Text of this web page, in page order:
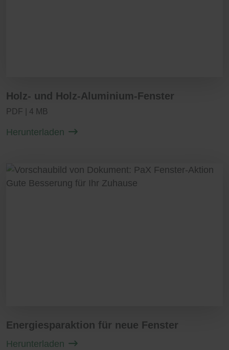
entsprechenden Teile. Achten Sie bei der
Reinigung der Beschläge darauf, dass Sie
ein Reinigungsmittel verwenden, dass den
Sie möchten die Wartung Ihrer Holz-Alu-
Fenster lieber einem Fachbetrieb
Holz- und Holz-Aluminium-Fenster
PDF | 4 MB
Herunterladen
Energiesparaktion für neue Fenster
Herunterladen